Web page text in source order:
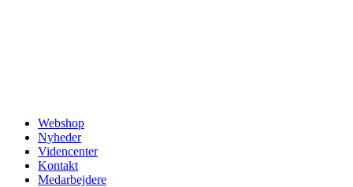
Webshop
Nyheder
Videncenter
Kontakt
Medarbejdere